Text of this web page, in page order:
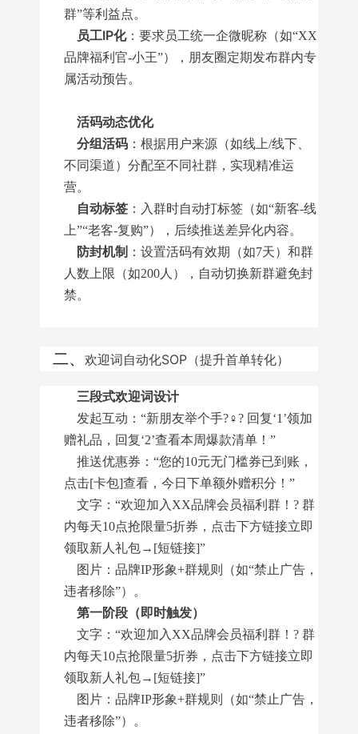
群”等利益点。
员工IP化：要求员工统一企微昵称（如“XX
品牌福利官-小王”），朋友圈定期发布群内专
属活动预告。
活码动态优化
分组活码 ：根据用户来源（如线上/线下、
不同渠道）分配至不同社群，实现精准运
营。
自动标签 ：入群时自动打标签（如“新客-线
上”“老客-复购”），后续推送差异化内容。
防封机制 ：设置活码有效期（如7天）和群
人数上限（如200人），自动切换新群避免封
禁。
二、 欢迎词自动化SOP（提升首单转化）
三段式欢迎词设计
发起互动：“新朋友举个手?♀? 回复‘1’领加
赠礼品，回复‘2’查看本周爆款清单！”
推送优惠券：“您的10元无门槛券已到账，
点击[卡包]查看，今日下单额外赠积分！”
文字：“欢迎加入XX品牌会员福利群！? 群
内每天10点抢限量5折券，点击下方链接立即
领取新人礼包→[短链接]”
图片：品牌IP形象+群规则（如“禁止广告，
违者移除”）。
第一阶段（即时触发）
文字：“欢迎加入XX品牌会员福利群！? 群
内每天10点抢限量5折券，点击下方链接立即
领取新人礼包→[短链接]”
图片：品牌IP形象+群规则（如“禁止广告，
违者移除”）。